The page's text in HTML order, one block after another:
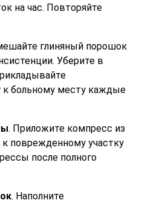
на час. Повторяйте
глиняный порошок
Уберите в
больному месту каждые
. Приложите компресс из
поврежденному участку
после полного
. Наполните